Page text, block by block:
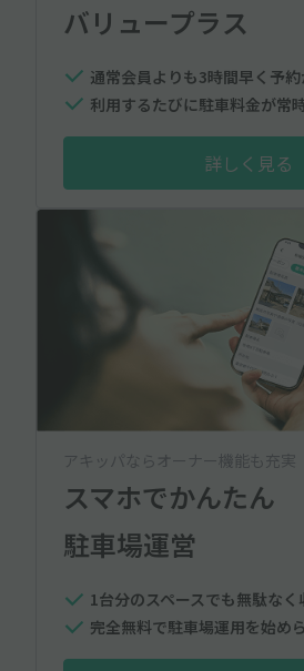
バリュープラス
通常会員よりも3時間早く予
利用するたびに駐車料金が常
詳しく見る
アキッパならオーナー機能も充実
スマホでかんたん
駐車場運営
1台分のスペースでも無駄なく
完全無料で駐車場運用を始め